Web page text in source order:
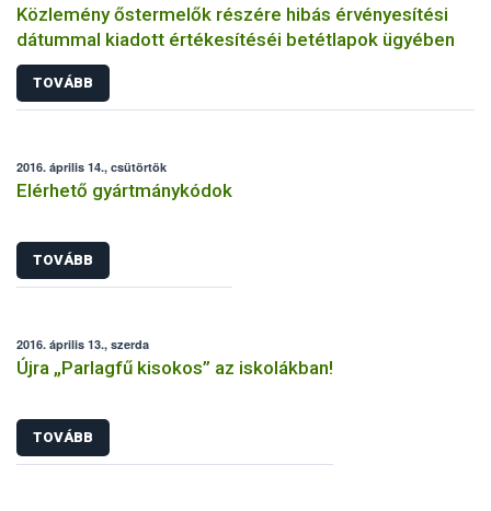
Közlemény őstermelők részére hibás érvényesítési
dátummal kiadott értékesítéséi betétlapok ügyében
TOVÁBB
2016. április 14., csütörtök
Elérhető gyártmánykódok
TOVÁBB
2016. április 13., szerda
Újra „Parlagfű kisokos” az iskolákban!
TOVÁBB